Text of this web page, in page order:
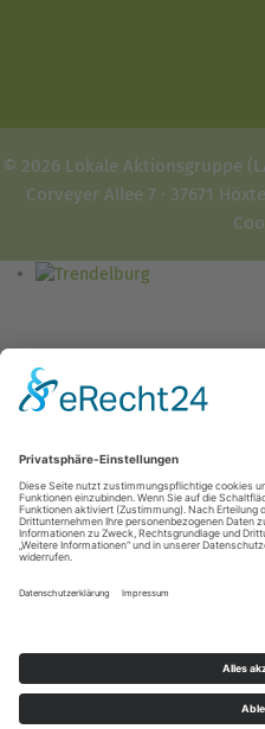
© 2026 Lokale Aktionsgruppe
Corveyer Allee 7 · 37671